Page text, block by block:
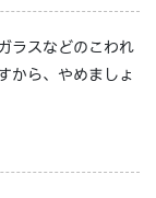
ラスなどのこわれ
から、やめましょ